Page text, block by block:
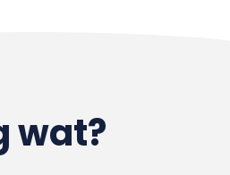
wat?